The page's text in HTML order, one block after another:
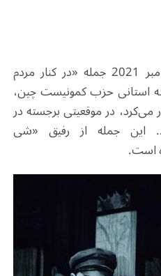
«شی جین‌پینگ» در 14 سپتامبر 2021 جمله «در کنار مردم
استانی حزب کمونیست چین،
در موقعیتی برجسته در
این جمله از رفیق «شی
است.